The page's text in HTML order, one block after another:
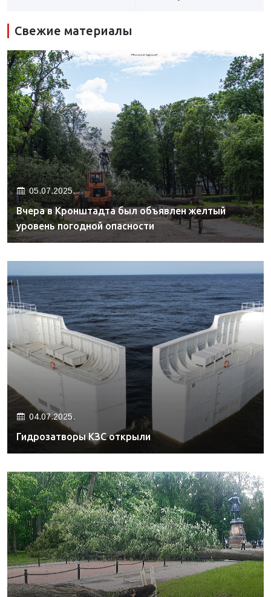
Свежие материалы
05.07.2025.
Вчера в Кронштадта был объявлен желтый
уровень погодной опасности
04.07.2025.
Гидрозатворы КЗС открыли